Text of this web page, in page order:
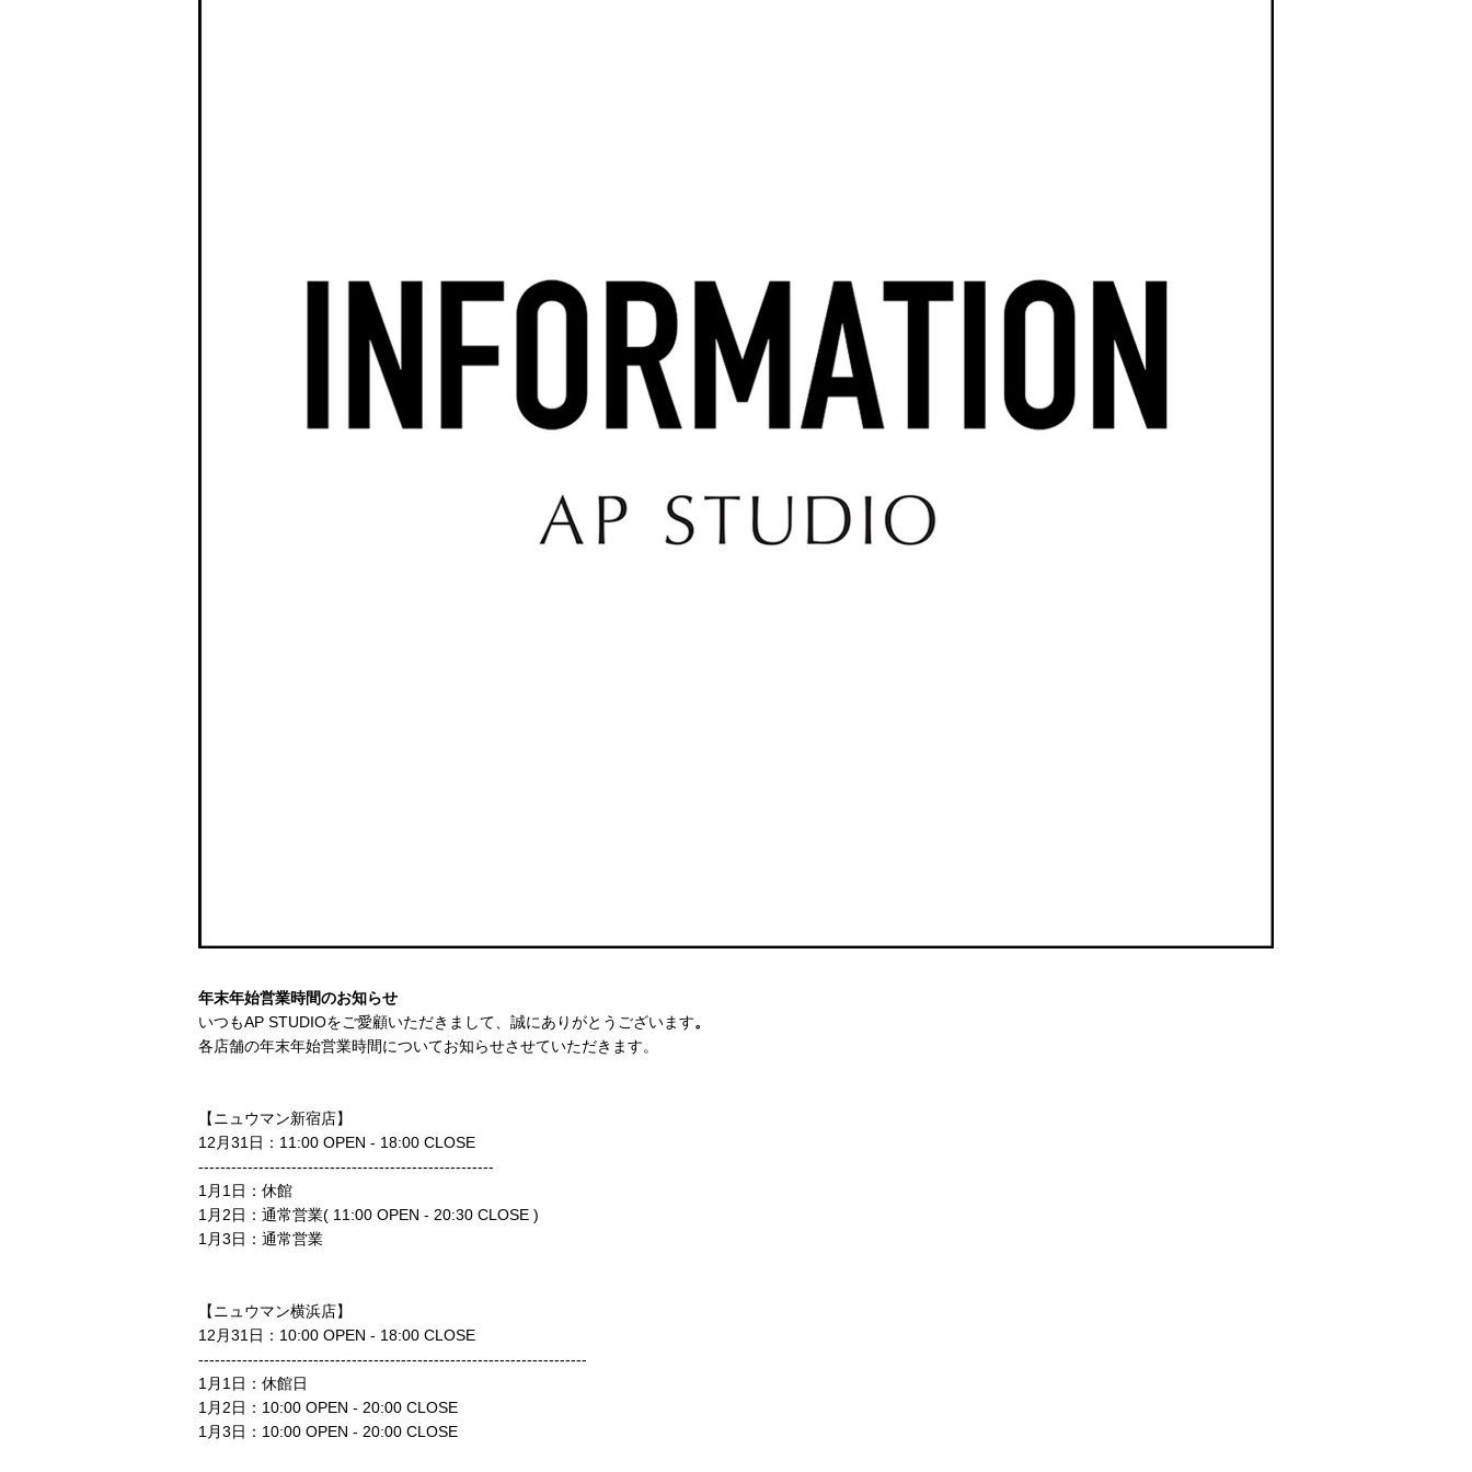
年末年始営業時間のお知らせ
いつもAP STUDIOをご愛顧いただきまして、誠にありがとうございます。
各店舗の年末年始営業時間についてお知らせさせていただきます。
【ニュウマン新宿店】
12月31日：11:00 OPEN - 18:00 CLOSE
------------------------------------------------------
1月1日：休館
1月2日：通常営業( 11:00 OPEN - 20:30 CLOSE )
1月3日：通常営業
【ニュウマン横浜店】
12月31日：10:00 OPEN - 18:00 CLOSE
-----------------------------------------------------------------------
1月1日：休館日
1月2日：10:00 OPEN - 20:00 CLOSE
1月3日：10:00 OPEN - 20:00 CLOSE